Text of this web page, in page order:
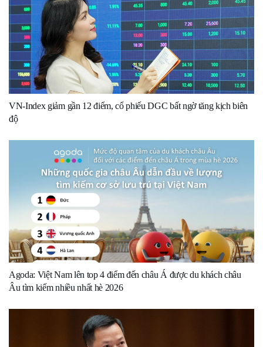
VN-Index giảm gần 12 điểm, cổ phiếu DGC bất ngờ tăng kịch biên
độ
Agoda: Việt Nam lên top 4 điểm đến châu Á được du khách châu
Âu tìm kiếm nhiều nhất hè 2026